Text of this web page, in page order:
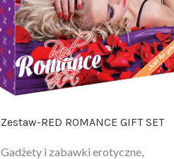
Zestaw-RED ROMANCE GIFT SET
Gadżety i zabawki erotyczne,